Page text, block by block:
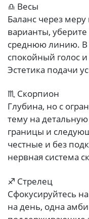
♎ Весы
Баланс через
варианты,
среднюю линию. В
спокойный голос
Эстетика подачи
♏ Скорпион
Глубина, но с
тему на
границы и
честные и без
нервная система
♐ Стрелец
Сфокусируйтесь
на день, одна